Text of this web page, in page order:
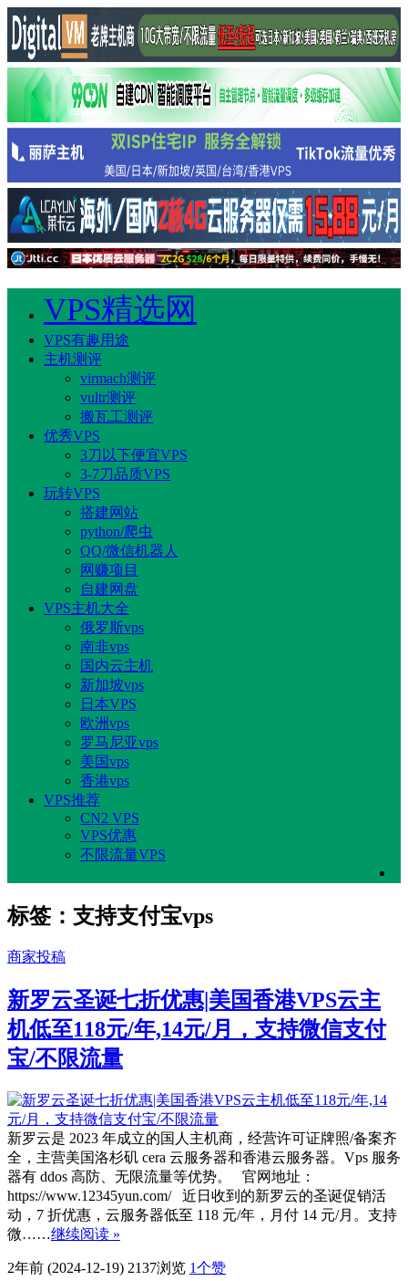
VPS精选网
VPS有趣用途
主机测评
virmach测评
vultr测评
搬瓦工测评
优秀VPS
3刀以下便宜VPS
3-7刀品质VPS
玩转VPS
搭建网站
python/爬虫
QQ/微信机器人
网赚项目
自建网盘
VPS主机大全
俄罗斯vps
南非vps
国内云主机
新加坡vps
日本VPS
欧洲vps
罗马尼亚vps
美国vps
香港vps
VPS推荐
CN2 VPS
VPS优惠
不限流量VPS
标签：支持支付宝vps
商家投稿
新罗云圣诞七折优惠|美国香港VPS云主
机低至118元/年,14元/月，支持微信支付
宝/不限流量
新罗云是 2023 年成立的国人主机商，经营许可证牌照/备案齐
全，主营美国洛杉矶 cera 云服务器和香港云服务器。Vps 服务
器有 ddos 高防、无限流量等优势。 官网地址：
https://www.12345yun.com/ 近日收到的新罗云的圣诞促销活
动，7 折优惠，云服务器低至 118 元/年，月付 14 元/月。支持
微……继续阅读 »
2年前 (2024-12-19) 2137浏览 1个赞